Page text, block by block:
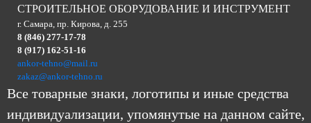
СТРОИТЕЛЬНОЕ ОБОРУДОВАНИЕ И ИНСТРУМЕНТ
г. Самара, пр. Кирова, д. 255
8 (846) 277-17-78
8 (917) 162-51-16
ankor-tehno@mail.ru
zakaz@ankor-tehno.ru
Все товарные знаки, логотипы и иные средства
индивидуализации, упомянутые на данном сайте,